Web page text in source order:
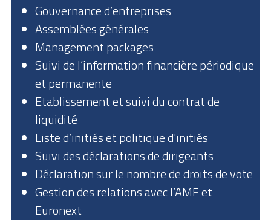
Gouvernance d’entreprises
Assemblées générales
Management packages
Suivi de l’information financière périodique
et permanente
Etablissement et suivi du contrat de
liquidité
Liste d’initiés et politique d'initiés
Suivi des déclarations de dirigeants
Déclaration sur le nombre de droits de vote
Gestion des relations avec l’AMF et
Euronext